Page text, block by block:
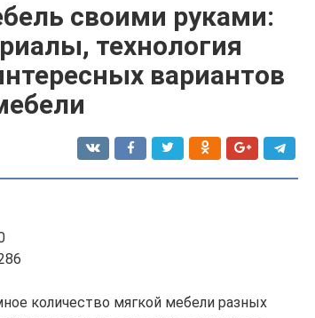
своими руками:
технология
вариантов
количество мягкой мебели разных